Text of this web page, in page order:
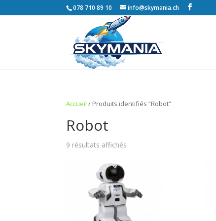
078 710 89 10 info@skymania.ch
Accueil / Produits identifiés “Robot”
Robot
9 résultats affichés